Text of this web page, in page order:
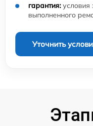
гарантия: условия
выполненного
Уточнить